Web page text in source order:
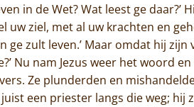
in de Wet? Wat leest ge daar?’
ziel, met al uw krachten en
ge zult leven.’ Maar omdat hij zijn
Nu nam Jezus weer het woord en
Ze plunderden en
een priester langs die weg; hij